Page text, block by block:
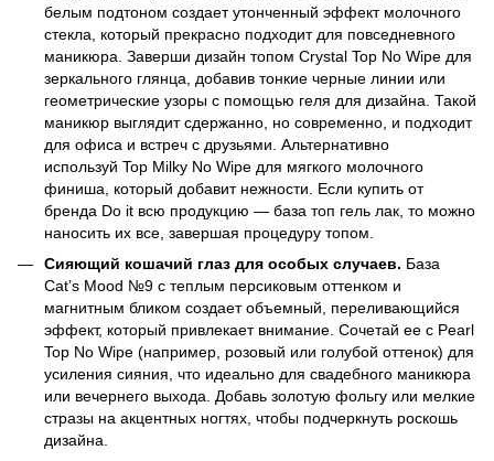
белым подтоном создает утонченный эффект молочного
стекла, который прекрасно подходит для повседневного
маникюра. Заверши дизайн топом Crystal Top No Wipe для
зеркального глянца, добавив тонкие черные линии или
геометрические узоры с помощью геля для дизайна. Такой
маникюр выглядит сдержанно, но современно, и подходит
для офиса и встреч с друзьями. Альтернативно
используй Top Milky No Wipe для мягкого молочного
финиша, который добавит нежности. Если купить от
бренда Do it всю продукцию — база топ гель лак, то можно
наносить их все, завершая процедуру топом.
Сияющий кошачий глаз для особых случаев. База
Cat’s Mood №9 с теплым персиковым оттенком и
магнитным бликом создает объемный, переливающийся
эффект, который привлекает внимание. Сочетай ее с Pearl
Top No Wipe (например, розовый или голубой оттенок) для
усиления сияния, что идеально для свадебного маникюра
или вечернего выхода. Добавь золотую фольгу или мелкие
стразы на акцентных ногтях, чтобы подчеркнуть роскошь
дизайна.